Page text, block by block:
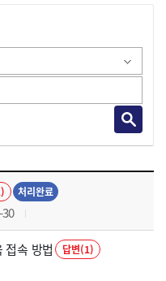
처리완료
접속 방법
답변(1)